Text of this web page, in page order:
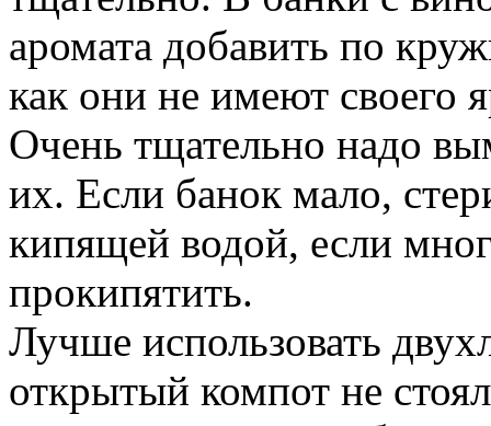
аромата добавить по
как они не имеют своего
Очень тщательно надо
их. Если банок мало,
кипящей водой, если
прокипятить.
Лучше использовать
открытый компот не